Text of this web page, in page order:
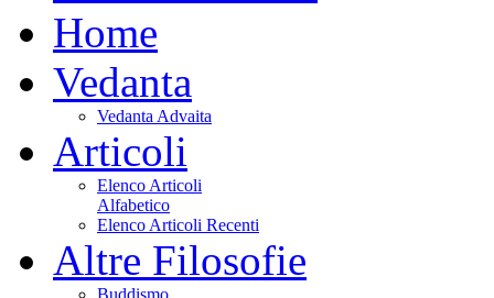
Home
Vedanta
Vedanta Advaita
Articoli
Elenco Articoli
Alfabetico
Elenco Articoli Recenti
Altre Filosofie
Buddismo